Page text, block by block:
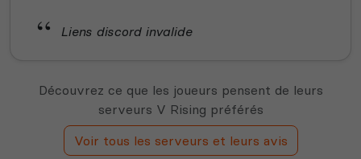
Liens discord invalide
Découvrez ce que les joueurs pensent de leurs
serveurs V Rising préférés
Voir tous les serveurs et leurs avis